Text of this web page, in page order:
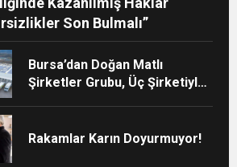
Son Bulmalı”
Bursa’dan Doğan Matlı
Şirketler Grubu, Üç Şirketiyle
Rakamlar Karın Doyurmuyor!